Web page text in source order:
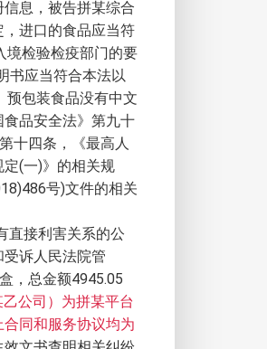
息，被告拼某综合
进口的食品应当符
境检验检疫部门的要
书应当符合本法以
预包装食品没有中文
品安全法》第九十
十四条，《最高人
(一)》的相关规
号)文件的相关
直接利害关系的公
诉人民法院管
，总金额4945.05
公司）为拼某平台
同和服务协议均为